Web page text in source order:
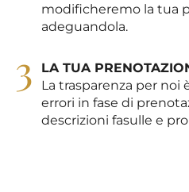
modificheremo la tua
adeguandola.
3
LA TUA
La trasparenza per noi
errori in fase di
descrizioni fasulle e